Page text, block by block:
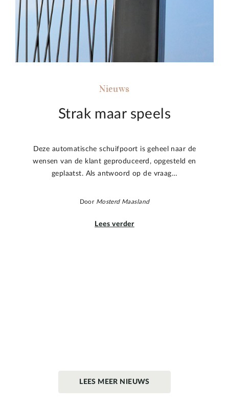
Nieuws
Strak maar speels
Deze automatische schuifpoort is geheel naar de
wensen van de klant geproduceerd, opgesteld en
geplaatst. Als antwoord op de vraag…
Door Mosterd Maasland
Lees verder
LEES MEER NIEUWS